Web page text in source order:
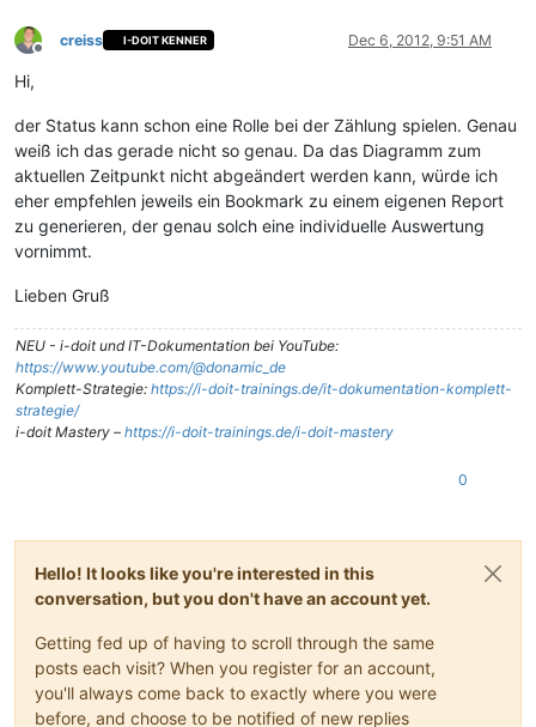
Offline
creiss I-DOIT KENNER Dec 6, 2012, 9:51 AM
Hi,
der Status kann schon eine Rolle bei der Zählung spielen. Genau
weiß ich das gerade nicht so genau. Da das Diagramm zum
aktuellen Zeitpunkt nicht abgeändert werden kann, würde ich
eher empfehlen jeweils ein Bookmark zu einem eigenen Report
zu generieren, der genau solch eine individuelle Auswertung
vornimmt.
Lieben Gruß
NEU - i-doit und IT-Dokumentation bei YouTube:
https://www.youtube.com/@donamic_de
Komplett-Strategie: https://i-doit-trainings.de/it-dokumentation-komplett-
strategie/
i-doit Mastery – https://i-doit-trainings.de/i-doit-mastery
0
Hello! It looks like you're interested in this
conversation, but you don't have an account yet.
Getting fed up of having to scroll through the same
posts each visit? When you register for an account,
you'll always come back to exactly where you were
before, and choose to be notified of new replies